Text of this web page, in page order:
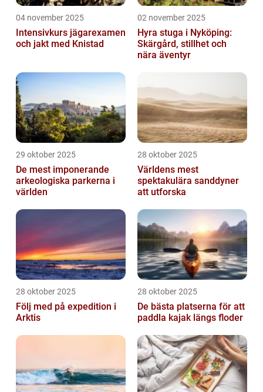
04 november 2025
Intensivkurs jägarexamen
och jakt med Knistad
02 november 2025
Hyra stuga i Nyköping:
Skärgård, stillhet och
nära äventyr
29 oktober 2025
De mest imponerande
arkeologiska parkerna i
världen
28 oktober 2025
Världens mest
spektakulära sanddyner
att utforska
28 oktober 2025
Följ med på expedition i
Arktis
28 oktober 2025
De bästa platserna för att
paddla kajak längs floder